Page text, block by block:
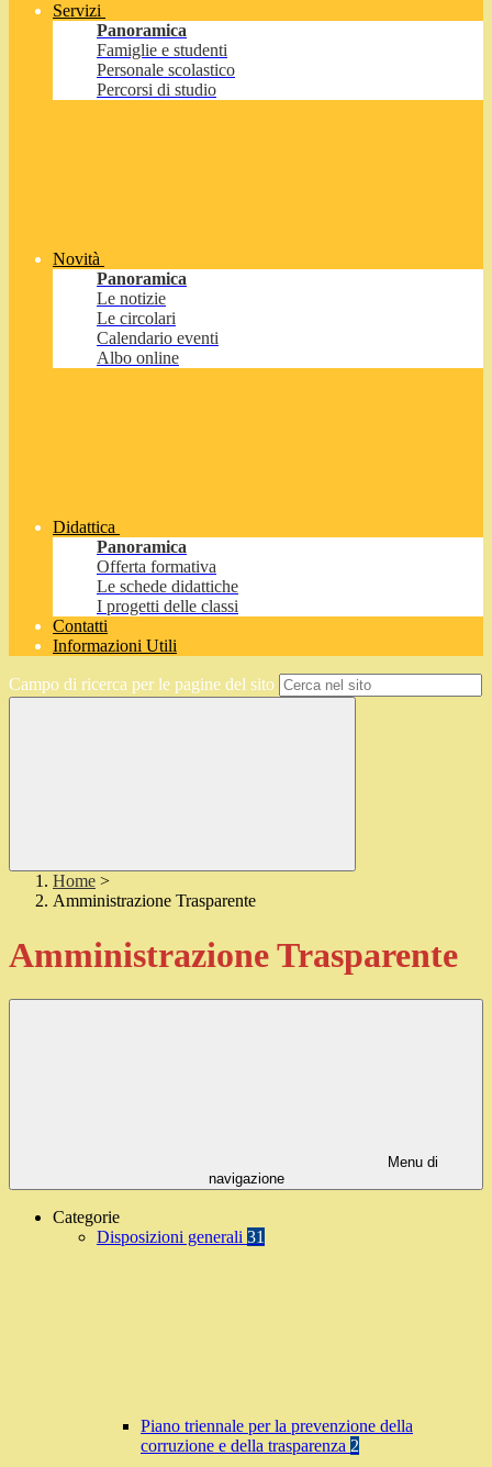
Servizi
Panoramica
Famiglie e studenti
Personale scolastico
Percorsi di studio
Novità
Panoramica
Le notizie
Le circolari
Calendario eventi
Albo online
Didattica
Panoramica
Offerta formativa
Le schede didattiche
I progetti delle classi
Contatti
Informazioni Utili
Campo di ricerca per le pagine del sito
Home >
Amministrazione Trasparente
Amministrazione Trasparente
Menu di
navigazione
Categorie
Disposizioni generali 31
Piano triennale per la prevenzione della
corruzione e della trasparenza 2